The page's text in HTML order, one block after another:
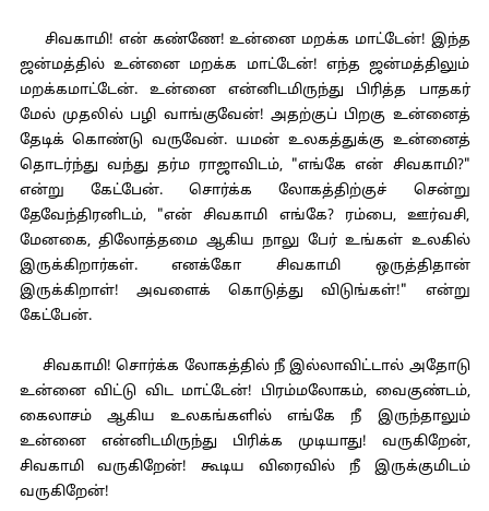
சிவகாமி! என் கண்ணே! உன்னை மறக்க மாட்டேன்! இந்த
ஜன்மத்தில் உன்னை மறக்க மாட்டேன்! எந்த ஜன்மத்திலும்
மறக்கமாட்டேன். உன்னை என்னிடமிருந்து பிரித்த பாதகர்
மேல் முதலில் பழி வாங்குவேன்! அதற்குப் பிறகு உன்னைத்
தேடிக் கொண்டு வருவேன். யமன் உலகத்துக்கு உன்னைத்
தொடர்ந்து வந்து தர்ம ராஜாவிடம், "எங்கே என் சிவகாமி?"
என்று கேட்பேன். சொர்க்க லோகத்திற்குச் சென்று
தேவேந்திரனிடம், "என் சிவகாமி எங்கே? ரம்பை, ஊர்வசி,
மேனகை, திலோத்தமை ஆகிய நாலு பேர் உங்கள் உலகில்
இருக்கிறார்கள். எனக்கோ சிவகாமி ஒருத்திதான்
இருக்கிறாள்! அவளைக் கொடுத்து விடுங்கள்!" என்று
கேட்பேன்.
சிவகாமி! சொர்க்க லோகத்தில் நீ இல்லாவிட்டால் அதோடு
உன்னை விட்டு விட மாட்டேன்! பிரம்மலோகம், வைகுண்டம்,
கைலாசம் ஆகிய உலகங்களில் எங்கே நீ இருந்தாலும்
உன்னை என்னிடமிருந்து பிரிக்க முடியாது! வருகிறேன்,
சிவகாமி வருகிறேன்! கூடிய விரைவில் நீ இருக்குமிடம்
வருகிறேன்!